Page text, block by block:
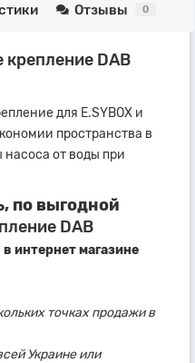
Отзывы 0
DAB
для E.SYBOX и
пространства в
от воды при
по выгодной
DAB
в интернет магазине
точках продажи в
Украине или